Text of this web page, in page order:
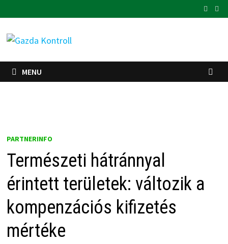
to
content
MENU
PARTNERINFO
Természeti hátránnyal
érintett területek: változik a
kompenzációs kifizetés
mértéke